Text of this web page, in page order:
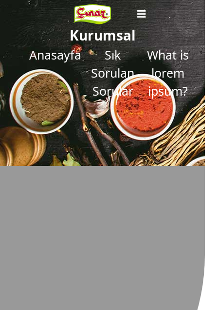
Kurumsal
Anasayfa
Sık
Sorulan
Sorular
What is
lorem
ipsum?